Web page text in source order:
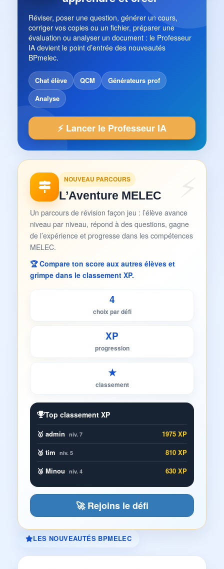
Réviser, poser une question, générer un cours,
corriger vos copies ou un fichier, préparer une
évaluation ou analyser un document : le Professeur
IA devient le point d’entrée des nouveautés
BPmelec.
Chat élève QCM
Générateurs prof
Analyse
⚡ Lancer le Professeur IA
NOUVEAU PARCOURS
L’Aventure MELEC
Un parcours de révision façon jeu : l’élève avance
niveau par niveau, répond à des questions, gagne
de l’expérience et progresse dans les compétences
MELEC.
🏆 Compare ton score aux autres élèves et
grimpe dans le classement XP.
4
choix par défi
XP
progression
★
classement
Top classement XP
🥇 admin niv. 7
1975 XP
🥈 tim niv. 5
810 XP
🥉 Minou niv. 4 630 XP
🚀 Rejoins le défi
LES NOUVEAUTÉS BPMELEC